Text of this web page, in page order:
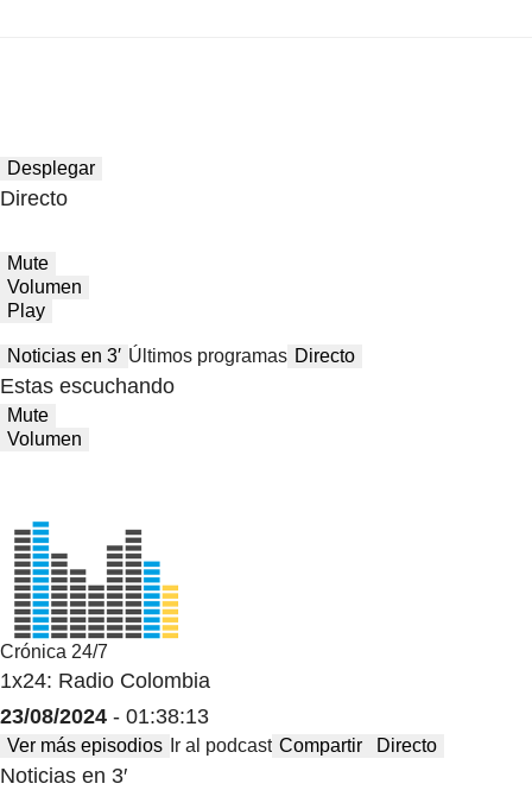
Desplegar
Directo
Mute
Volumen
Play
Noticias en 3′ Últimos programas Directo
Estas escuchando
Mute
Volumen
Crónica 24/7
1x24: Radio Colombia
23/08/2024 - 01:38:13
Ver más episodios Ir al podcast Compartir Directo
Noticias en 3′